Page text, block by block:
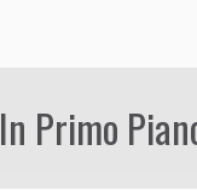
In Primo